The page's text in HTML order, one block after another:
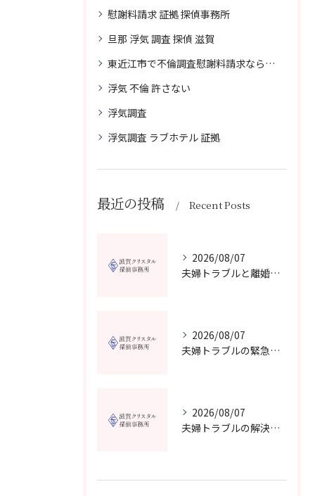
慰謝料請求 証拠 探偵事務所
旦那 浮気 調査 探偵 滋賀
東近江市で不倫調査慰謝料請求なら滋賀クリスタル探偵事務所へご相談
浮気 不倫 許さない
浮気調査
浮気調査 ラブホテル 証拠
最近の投稿 Recent Posts
2026/08/07
夫婦トラブルと離婚相談を滋賀県野洲市で費用や無料窓口の選び方まで詳しく解説
2026/08/07
夫婦トラブルの緊急相談を滋賀県甲賀市で今すぐ受けるための信頼できる窓口選びガイド
2026/08/07
夫婦トラブルの解決に役立つカウンセリングと滋賀県近江八幡市で相談先を選ぶコツ